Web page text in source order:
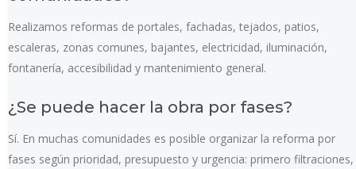
Realizamos reformas de portales, fachadas, tejados, patios,
escaleras, zonas comunes, bajantes, electricidad, iluminación,
fontanería, accesibilidad y mantenimiento general.
¿Se puede hacer la obra por fases?
Sí. En muchas comunidades es posible organizar la reforma por
fases según prioridad, presupuesto y urgencia: primero filtraciones,